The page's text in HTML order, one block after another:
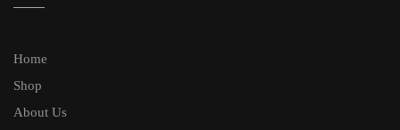
Home
Shop
About Us